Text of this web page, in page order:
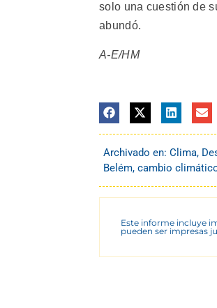
solo una cuestión de
abundó.
A-E/HM
Archivado en: Clima,
Belém, cambio
Este informe incluye
pueden ser impresas